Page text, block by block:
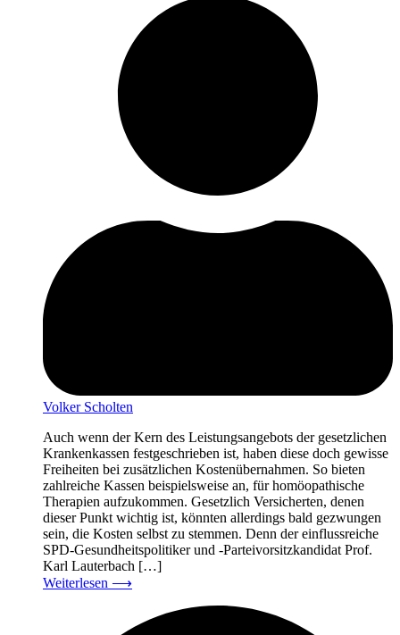
Volker Scholten
Auch wenn der Kern des Leistungsangebots der gesetzlichen
Krankenkassen festgeschrieben ist, haben diese doch gewisse
Freiheiten bei zusätzlichen Kostenübernahmen. So bieten
zahlreiche Kassen beispielsweise an, für homöopathische
Therapien aufzukommen. Gesetzlich Versicherten, denen
dieser Punkt wichtig ist, könnten allerdings bald gezwungen
sein, die Kosten selbst zu stemmen. Denn der einflussreiche
SPD-Gesundheitspolitiker und -Parteivorsitzkandidat Prof.
Karl Lauterbach […]
Weiterlesen ⟶